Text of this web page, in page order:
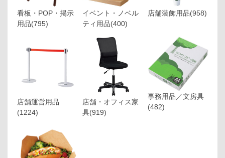
看板・POP・掲示
用品(795)
イベント・ノベル
ティ用品(400)
店舗装飾用品(958)
店舗運営用品
(1224)
店舗・オフィス家
具(919)
事務用品／文房具
(482)